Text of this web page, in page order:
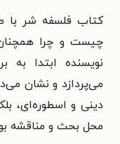
کتاب فلسفه شر
چیست و چرا
نویسنده ابتدا
می‌پردازد و نشان
دینی و اسطوره‌ای،
محل بحث و مناقشه